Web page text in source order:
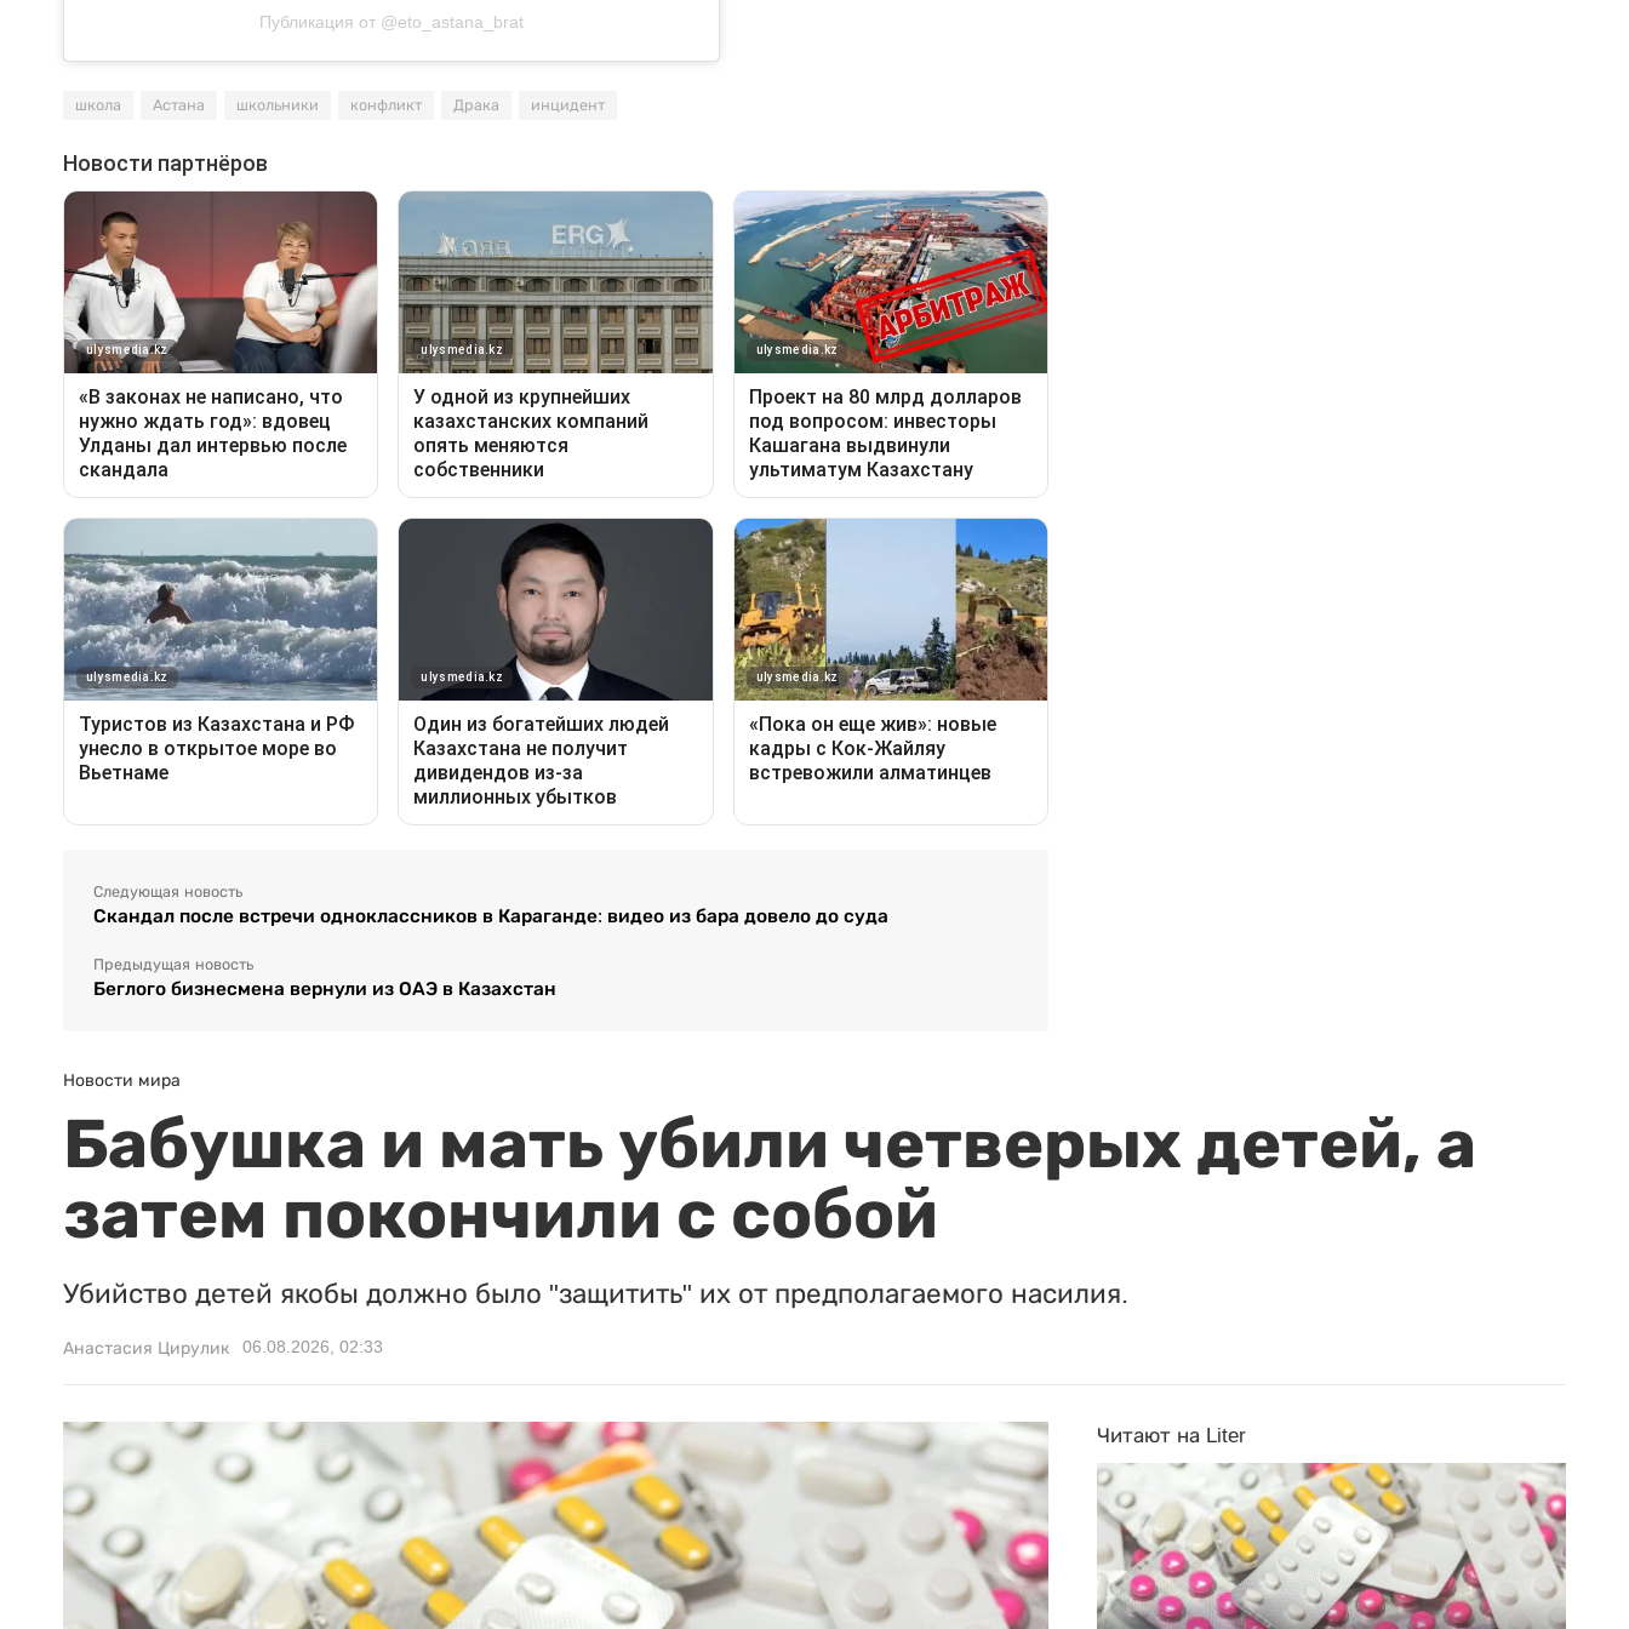
Публикация от @eto_astana_brat
школа Астана школьники конфликт Драка инцидент
Следующая новость
Скандал после встречи одноклассников в Караганде: видео из бара довело до суда
Предыдущая новость
Беглого бизнесмена вернули из ОАЭ в Казахстан
Новости мира
Бабушка и мать убили четверых детей, а
затем покончили с собой
Убийство детей якобы должно было "защитить" их от предполагаемого насилия.
Анастасия Цирулик 06.08.2026, 02:33
Читают на Liter